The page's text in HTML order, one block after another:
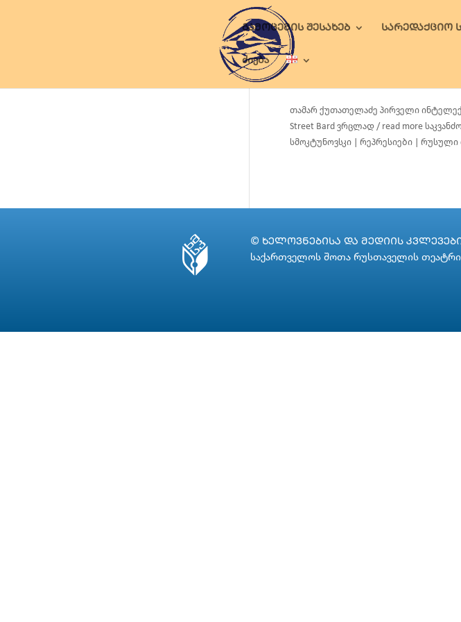
ᲒᲐᲛᲝᲪᲔᲛᲘᲡ ᲨᲔᲡᲐᲮᲔᲑ ᲡᲐᲠᲔᲓᲐᲥᲪᲘᲝ
ძიება
თამარ ქუთათელაძე პირველი
Street Bard ვრცლად / read more
სმოკტუნოვსკი | რეპრესიები |
© ᲮᲔᲚᲝᲕᲜᲔᲑᲘᲡᲐ ᲓᲐ ᲛᲔᲓᲘᲘᲡ
საქართველოს შოთა რუსთაველის